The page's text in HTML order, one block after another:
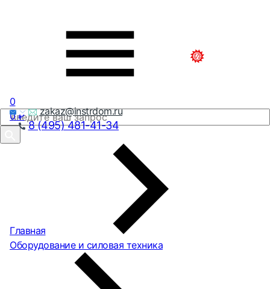
zakaz@instrdom.ru
8 (495) 481-41-34
0
0₽
Главная
Оборудование и силовая техника